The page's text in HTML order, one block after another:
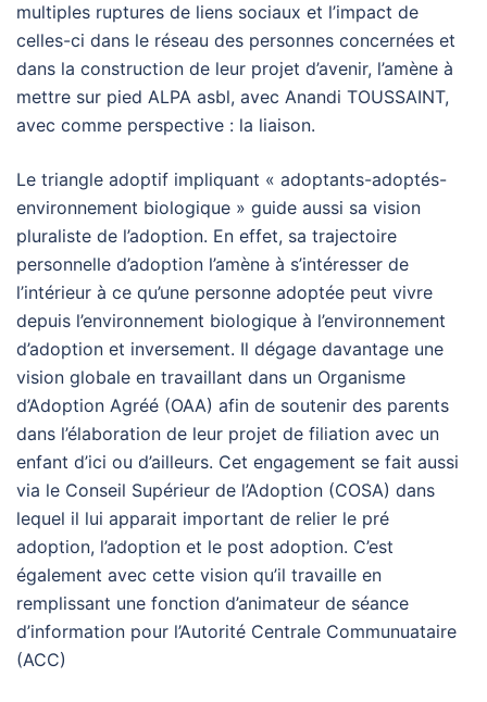
multiples ruptures de liens sociaux et l’impact de
celles-ci dans le réseau des personnes concernées et
dans la construction de leur projet d’avenir, l’amène à
mettre sur pied ALPA asbl, avec Anandi TOUSSAINT,
avec comme perspective : la liaison.
Le triangle adoptif impliquant « adoptants-adoptés-
environnement biologique » guide aussi sa vision
pluraliste de l’adoption. En effet, sa trajectoire
personnelle d’adoption l’amène à s’intéresser de
l’intérieur à ce qu’une personne adoptée peut vivre
depuis l’environnement biologique à l’environnement
d’adoption et inversement. Il dégage davantage une
vision globale en travaillant dans un Organisme
d’Adoption Agréé (OAA) afin de soutenir des parents
dans l’élaboration de leur projet de filiation avec un
enfant d’ici ou d’ailleurs. Cet engagement se fait aussi
via le Conseil Supérieur de l’Adoption (COSA) dans
lequel il lui apparait important de relier le pré
adoption, l’adoption et le post adoption. C’est
également avec cette vision qu’il travaille en
remplissant une fonction d’animateur de séance
d’information pour l’Autorité Centrale Communuataire
(ACC)